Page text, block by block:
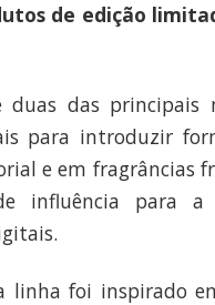
de edição
duas das
para introduzir
e em
influência para
linha foi inspirado